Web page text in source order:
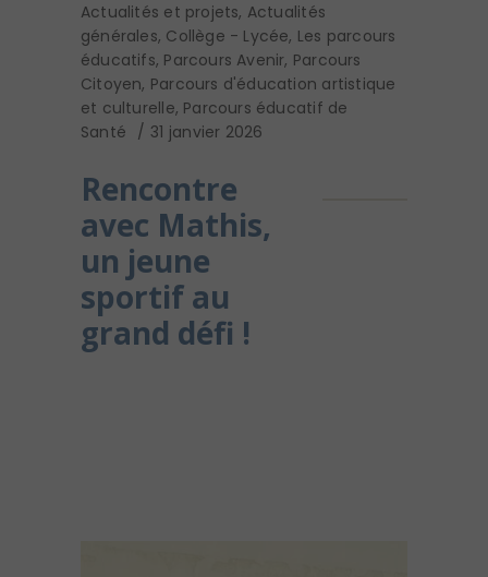
Actualités et projets, Actualités
générales, Collège - Lycée, Les parcours
éducatifs, Parcours Avenir, Parcours
Citoyen, Parcours d'éducation artistique
et culturelle, Parcours éducatif de
Santé
31 janvier 2026
Rencontre
avec Mathis,
un jeune
sportif au
grand défi !